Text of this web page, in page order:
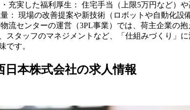
充実した福利厚生： 住宅手当（上限5万円など）
： 現場の改善提案や新技術（ロボットや自動化
流センターの運営（3PL事業）では、荷主企業の
スタッフのマネジメントなど、「仕組みづくり」
です。
日本株式会社の求人情報